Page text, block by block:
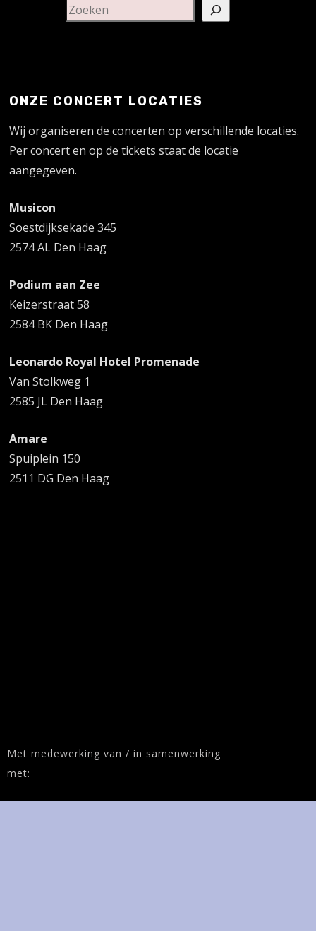
ONZE CONCERT LOCATIES
Wij organiseren de concerten op verschillende locaties.
Per concert en op de tickets staat de locatie
aangegeven.
Musicon
Soestdijksekade 345
2574 AL Den Haag
Podium aan Zee
Keizerstraat 58
2584 BK Den Haag
Leonardo Royal Hotel Promenade
Van Stolkweg 1
2585 JL Den Haag
Amare
Spuiplein 150
2511 DG Den Haag
Met medewerking van / in samenwerking
met: